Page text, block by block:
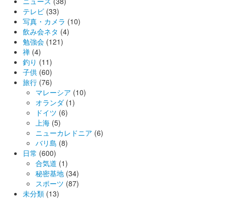
テレビ (33)
写真・カメラ (10)
飲み会ネタ (4)
勉強会 (121)
禅 (4)
釣り (11)
子供 (60)
旅行 (76)
マレーシア (10)
オランダ (1)
ドイツ (6)
上海 (5)
ニューカレドニア (6)
バリ島 (8)
日常 (600)
合気道 (1)
秘密基地 (34)
スポーツ (87)
未分類 (13)